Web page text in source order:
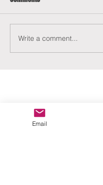
Write a comment...
ERANUS Alapítvány
Email